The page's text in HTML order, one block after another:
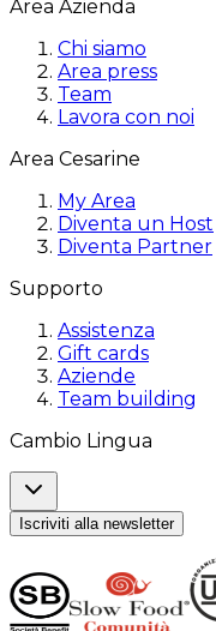
Area Azienda
Chi siamo
Area press
Team
Lavora con noi
Area Cesarine
My Area
Diventa un Host
Diventa Partner
Supporto
Assistenza
Gift cards
Aziende
Team building
Cambio Lingua
Iscriviti alla newsletter